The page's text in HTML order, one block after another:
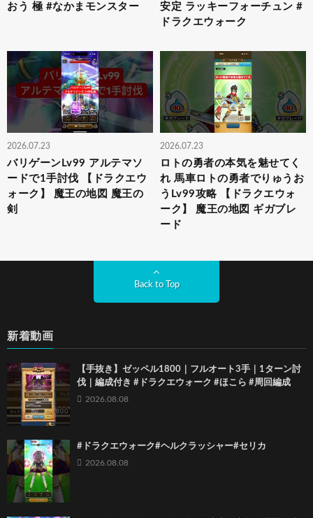
おう 極 #なかまモンスター
安定 ラッキーフォーチュン #
ドラクエウォーク
2026.07.23
バリゲーンLv99 アルテマソ
ードで1手討伐 【ドラクエウ
ォーク】 魔王の地図 魔王の
剣
2026.07.23
ロトの勇者の本気を魅せてく
れ 馬車ロトの勇者でりゅうお
うLv99攻略 【ドラクエウォ
ーク】 魔王の地図 ギガブレ
ード
Back to Top
新着動画
【手抜き】ゼッペル1800｜フルオート3手｜1ターン討
伐｜編成付き #ドラクエウォーク #ほこら #周回編成
2026.08.08
#ドラクエウォーク#ヘルクラッシャー#セリカ
2026.08.08